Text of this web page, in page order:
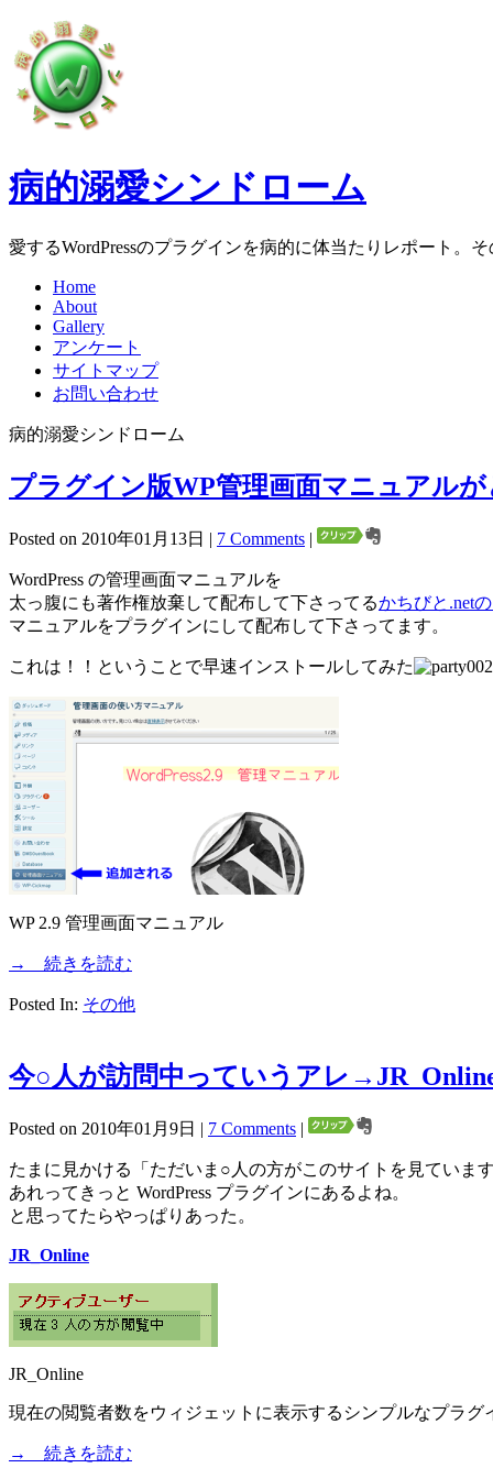
病的溺愛シンドローム
愛するWordPressのプラグインを病的に体当たりレポート。
Home
About
Gallery
アンケート
サイトマップ
お問い合わせ
病的溺愛シンドローム
プラグイン版WP管理画面マニュアルが
Posted on 2010年01月13日 | 7 Comments |
WordPress の管理画面マニュアルを
太っ腹にも著作権放棄して配布して下さってるかちびと.net
マニュアルをプラグインにして配布して下さってます。
これは！！ということで早速インストールしてみた
WP 2.9 管理画面マニュアル
→ 続きを読む
Posted In: その他
今○人が訪問中っていうアレ
Posted on 2010年01月9日 | 7 Comments |
たまに見かける「ただいま○人の方がこのサイトを見ていま
あれってきっと WordPress プラグインにあるよね。
と思ってたらやっぱりあった。
JR_Online
JR_Online
現在の閲覧者数をウィジェットに表示するシンプルなプラグ
→ 続きを読む